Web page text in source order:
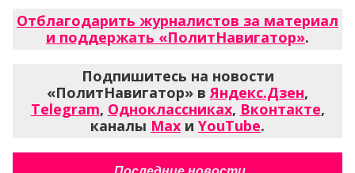
Отблагодарить журналистов за материал
и поддержать «ПолитНавигатор».
Подпишитесь на новости
«ПолитНавигатор» вЯндекс.Дзен,
Telegram, Одноклассниках, Вконтакте,
каналы Max и YouTube.